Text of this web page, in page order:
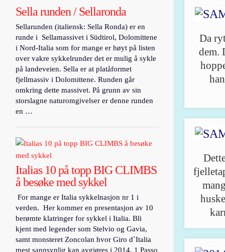
Da
dem.
Sella runden / Sellaronda
Sellarunden (italiensk: Sella Ronda) er en
runde i Sellamassivet i Südtirol, Dolomittene
i Nord-Italia som for mange er høyt på listen
over vakre sykkelrunder det er mulig å sykle
på landeveien. Sella er at platåformet
fjellmassiv i Dolomittene. Runden går
omkring dette massivet. På grunn av sin
storslagne naturomgivelser er denne runden
en …
Italias 10 på topp BIG CLIMBS
å besøke med sykkel
For mange er Italia sykkelnasjon nr 1 i
verden. Her kommer en presentasjon av 10
berømte klatringer for sykkel i Italia. Bli
kjent med legender som Stelvio og Gavia,
samt monsteret Zoncolan hvor Giro d`Italia
mest sannsynlig kan avgjøres i 2014. 1 Passo